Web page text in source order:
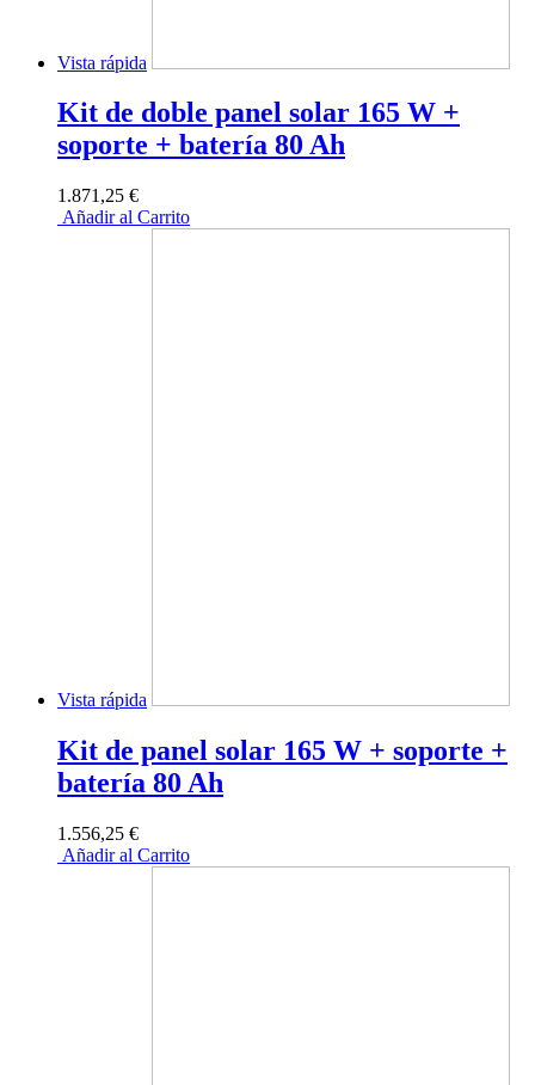
Vista rápida
Kit de doble panel solar 165 W +
soporte + batería 80 Ah
1.871,25 €
Añadir al Carrito
Vista rápida
Kit de panel solar 165 W + soporte +
batería 80 Ah
1.556,25 €
Añadir al Carrito